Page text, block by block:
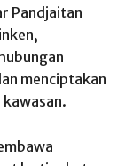
Pandjaitan
menciptakan